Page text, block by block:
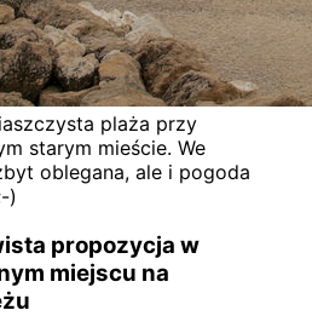
plaża przy
starym mieście. We
oblegana, ale i pogoda
)
propozycja w
miejscu na